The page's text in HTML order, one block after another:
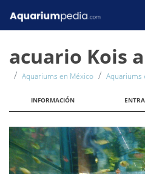
acuario Kois
Aquariums en México Aquariums
INFORMACIÓN